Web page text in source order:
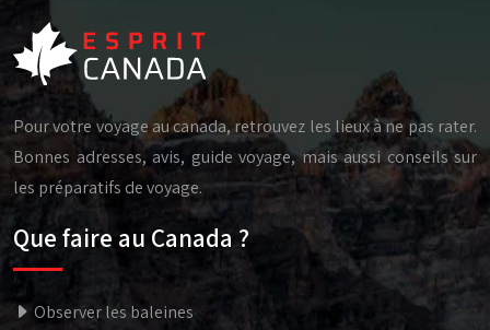
Pour votre voyage au canada, retrouvez les lieux à ne pas rater.
Bonnes adresses, avis, guide voyage, mais aussi conseils sur
les préparatifs de voyage.
Que faire au Canada ?
Observer les baleines